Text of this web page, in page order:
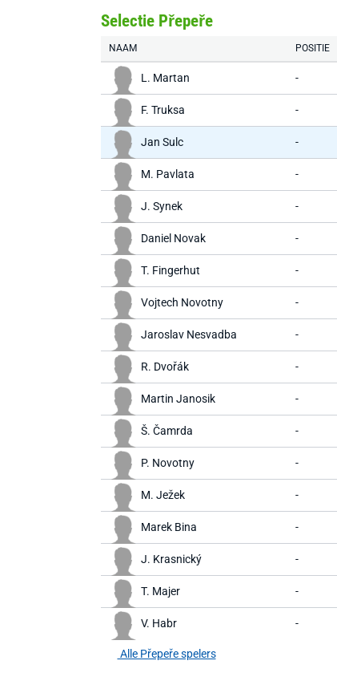
Selectie Přepeře
NAAM POSITIE
L. Martan -
F. Truksa -
Jan Sulc -
M. Pavlata -
J. Synek -
Daniel Novak -
T. Fingerhut -
Vojtech Novotny -
Jaroslav Nesvadba -
R. Dvořák -
Martin Janosik -
Š. Čamrda -
P. Novotny -
M. Ježek -
Marek Bina -
J. Krasnický -
T. Majer -
V. Habr -
Alle Přepeře spelers